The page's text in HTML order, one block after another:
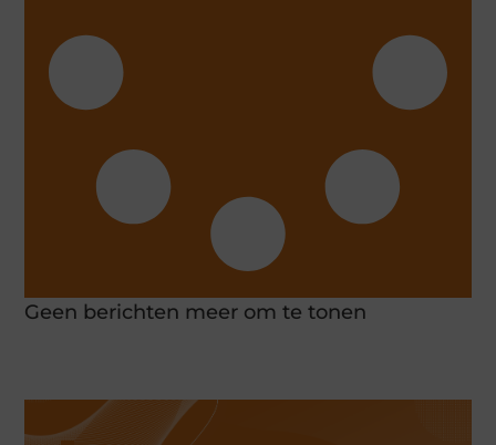
Geen berichten meer om te tonen